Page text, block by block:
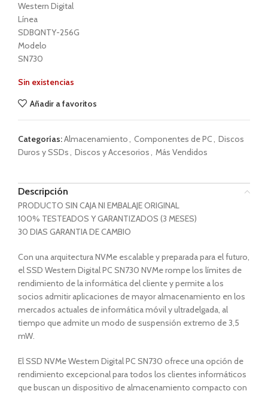
Western Digital
Línea
SDBQNTY-256G
Modelo
SN730
Sin existencias
Añadir a favoritos
Categorías:Almacenamiento, Componentes de PC, Discos
Duros y SSDs, Discos y Accesorios, Más Vendidos
Descripción
PRODUCTO SIN CAJA NI EMBALAJE ORIGINAL
100% TESTEADOS Y GARANTIZADOS (3 MESES)
30 DIAS GARANTIA DE CAMBIO
Con una arquitectura NVMe escalable y preparada para el futuro,
el SSD Western Digital PC SN730 NVMe rompe los límites de
rendimiento de la informática del cliente y permite a los
socios admitir aplicaciones de mayor almacenamiento en los
mercados actuales de informática móvil y ultradelgada, al
tiempo que admite un modo de suspensión extremo de 3,5
mW.
El SSD NVMe Western Digital PC SN730 ofrece una opción de
rendimiento excepcional para todos los clientes informáticos
que buscan un dispositivo de almacenamiento compacto con